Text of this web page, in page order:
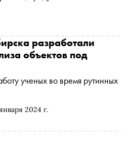
проект
Хлебникова рассказала,
пережить сложный
с выгоранием и
нужны взрослым
2024 г.
разработали
объектов под
ученых во время рутинных